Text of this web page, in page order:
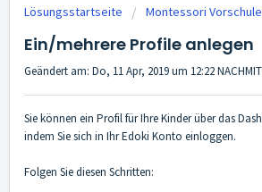
Lösungsstartseite Montessori Vorschule
Ein/mehrere Profile anlegen
Geändert am: Do, 11 Apr, 2019 um 12:22
Sie können ein Profil für Ihre Kinder über das
indem Sie sich in Ihr Edoki Konto einloggen.
Folgen Sie diesen Schritten: